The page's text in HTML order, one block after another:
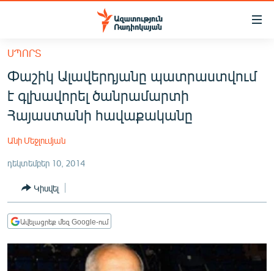
Մատչելիության
հիմնական
բովանդակությանը
Անցնել
հիմնական
մենյուին
ՀԱՅԱՍՏԱՆ
ՔԱՂԱՔԱԿԱՆ
ՏՆՏԵՍՈՒԹՅՈՒՆ
ՂԱՐԱԲԱՂ
ՏԱՐԱԾԱՇՐՋԱՆ
ՍՊՈՐՏ
Փաշիկ Ալավերդյանը պատրաստվում
է գլխավորել ծանրամարտի
Հայաստանի հավաքականը
Անի Մեջլումյան
դեկտեմբեր 10, 2014
Կիսվել
Ավելացրեք մեզ Google-ում